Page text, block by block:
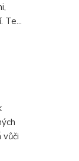
Te...